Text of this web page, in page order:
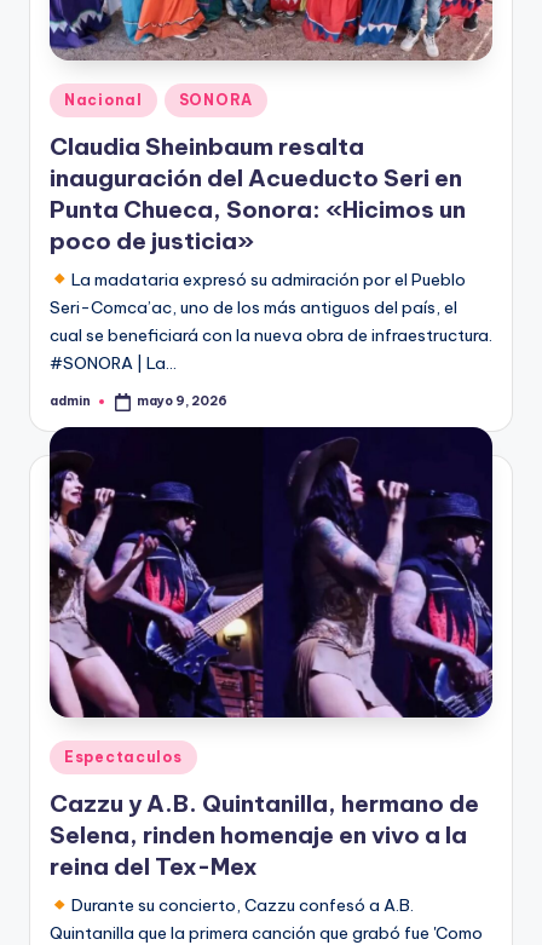
Publicado
en
Nacional SONORA
Claudia Sheinbaum resalta
inauguración del Acueducto Seri en
Punta Chueca, Sonora: «Hicimos un
poco de justicia»
La madataria expresó su admiración por el Pueblo
Seri-Comca’ac, uno de los más antiguos del país, el
cual se beneficiará con la nueva obra de infraestructura.
#SONORA | La…
Publicado
admin mayo 9, 2026
Publicado
en
Espectaculos
Cazzu y A.B. Quintanilla, hermano de
Selena, rinden homenaje en vivo a la
reina del Tex-Mex
Durante su concierto, Cazzu confesó a A.B.
Quintanilla que la primera canción que grabó fue 'Como